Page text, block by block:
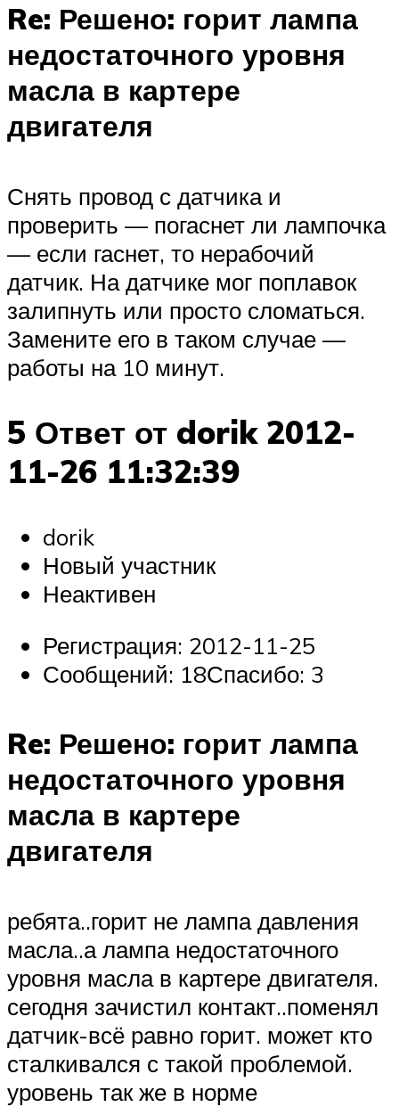
Re: Решено: горит лампа
недостаточного уровня
масла в картере
двигателя
Снять провод с датчика и
проверить — погаснет ли лампочка
— если гаснет, то нерабочий
датчик. На датчике мог поплавок
залипнуть или просто сломаться.
Замените его в таком случае —
работы на 10 минут.
5 Ответ от dorik 2012-
11-26 11:32:39
dorik
Новый участник
Неактивен
Регистрация: 2012-11-25
Сообщений: 18Спасибо: 3
Re: Решено: горит лампа
недостаточного уровня
масла в картере
двигателя
ребята..горит не лампа давления
масла..а лампа недостаточного
уровня масла в картере двигателя.
сегодня зачистил контакт..поменял
датчик-всё равно горит. может кто
сталкивался с такой проблемой.
уровень так же в норме